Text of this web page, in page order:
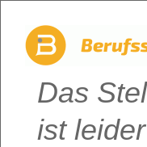
Das
ist leider